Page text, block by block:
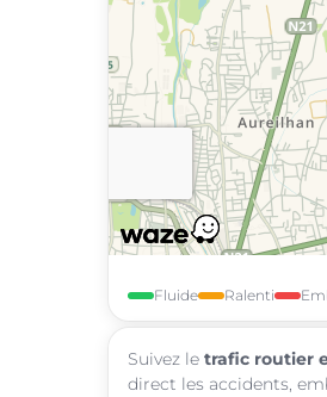
Fluide Ralenti
Suivez le trafic routier
direct les accidents,